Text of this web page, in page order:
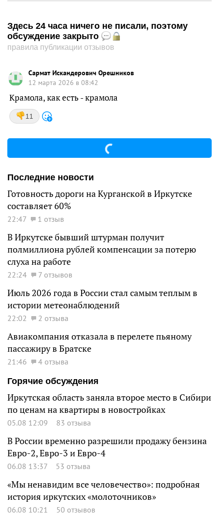
Здесь 24 часа ничего не писали, поэтому
обсуждение закрыто
правила публикации отзывов
Сармат Искандерович Орешников
12 марта 2026 в 08:42
Крамола, как есть - крамола
11
Последние новости
Готовность дороги на Курганской в Иркутске
составляет 60%
22:47 1 отзыв
В Иркутске бывший штурман получит
полмиллиона рублей компенсации за потерю
слуха на работе
22:24 7 отзывов
Июль 2026 года в России стал самым теплым в
истории метеонаблюдений
22:02 2 отзыва
Авиакомпания отказала в перелете пьяному
пассажиру в Братске
21:46
4 отзыва
Горячие обсуждения
Иркутская область заняла второе место в Сибири
по ценам на квартиры в новостройках
05.08 12:09 83 отзыва
В России временно разрешили продажу бензина
Евро-2, Евро-3 и Евро-4
06.08 13:37 53 отзыва
«Мы ненавидим все человечество»: подробная
история иркутских «молоточников»
06.08 10:21 50 отзывов